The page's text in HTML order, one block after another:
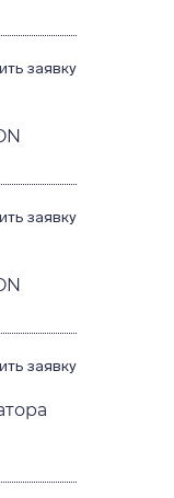
заявку
заявку
заявку